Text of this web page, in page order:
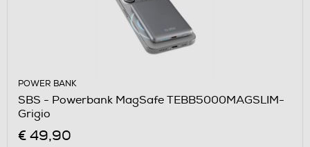
POWER BANK
SBS - Powerbank MagSafe TEBB5000MAGSLIM-
Grigio
€ 49,90